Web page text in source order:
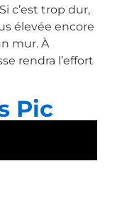
c’est trop dur,
élevée encore
mur. À
rendra l’effort
Pic